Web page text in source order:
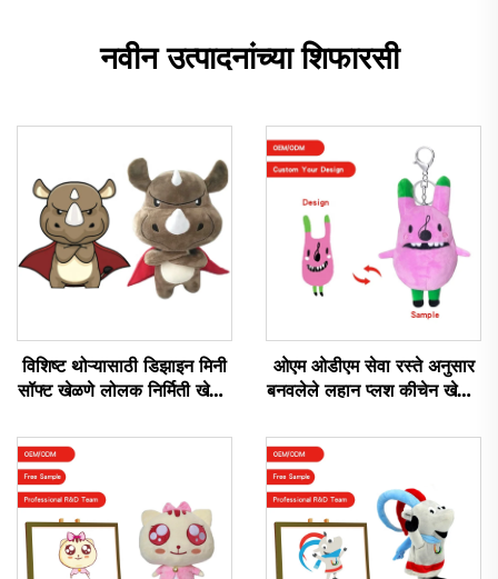
नवीन उत्पादनांच्या शिफारसी
विशिष्ट थोऱ्यासाठी डिझाइन मिनी
सॉफ्ट खेळणे लोलक निर्मिती खेळणे
ओएम ओडीएम सेवा रस्ते अनुसार
बनवलेले लहान प्लश कीचेन खेळणे
प्रचारासाठी